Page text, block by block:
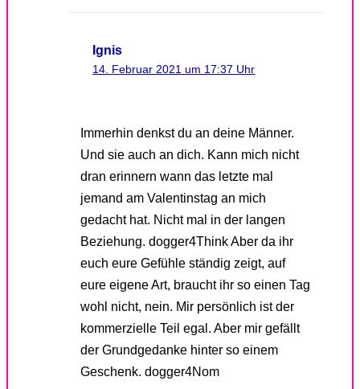
Ignis
14. Februar 2021 um 17:37 Uhr
Immerhin denkst du an deine Männer.
Und sie auch an dich. Kann mich nicht
dran erinnern wann das letzte mal
jemand am Valentinstag an mich
gedacht hat. Nicht mal in der langen
Beziehung. dogger4Think Aber da ihr
euch eure Gefühle ständig zeigt, auf
eure eigene Art, braucht ihr so einen Tag
wohl nicht, nein. Mir persönlich ist der
kommerzielle Teil egal. Aber mir gefällt
der Grundgedanke hinter so einem
Geschenk. dogger4Nom